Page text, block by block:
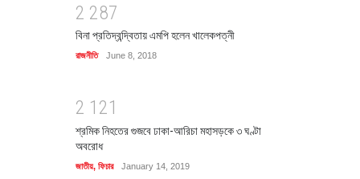
2 287
বিনা প্রতিদ্বন্দ্বিতায় এমপি হলেন খালেকপত্নী
রাজনীতি June 8, 2018
2 1 21
শ্রমিক নিহতের গুজবে ঢাকা-আরিচা মহাসড়কে ৩ ঘণ্টা
অবরোধ
জাতীয়, ফিচার January 14, 2019